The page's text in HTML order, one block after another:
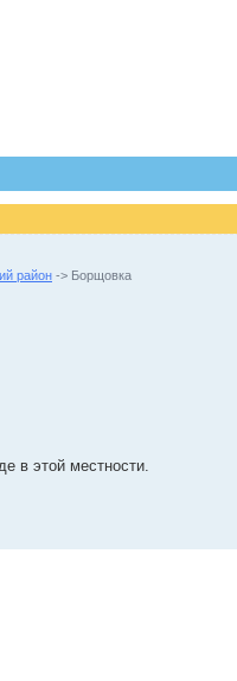
район -> Борщовка
в этой местности.